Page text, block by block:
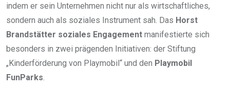
indem er sein Unternehmen nicht nur als wirtschaftliches,
sondern auch als soziales Instrument sah. Das Horst
Brandstätter soziales Engagement manifestierte sich
besonders in zwei prägenden Initiativen: der Stiftung
„Kinderförderung von Playmobil“ und den Playmobil
FunParks